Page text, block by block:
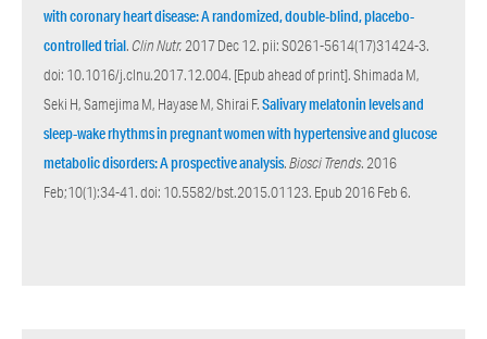
with coronary heart disease: A randomized, double-blind, placebo-
controlled trial.Clin Nutr. 2017 Dec 12. pii: S0261-5614(17)31424-3.
doi: 10.1016/j.clnu.2017.12.004. [Epub ahead of print]. Shimada M,
Seki H, Samejima M, Hayase M, Shirai F.Salivary melatonin levels and
sleep-wake rhythms in pregnant women with hypertensive and glucose
metabolic disorders: A prospective analysis.Biosci Trends. 2016
Feb;10(1):34-41. doi: 10.5582/bst.2015.01123. Epub 2016 Feb 6.